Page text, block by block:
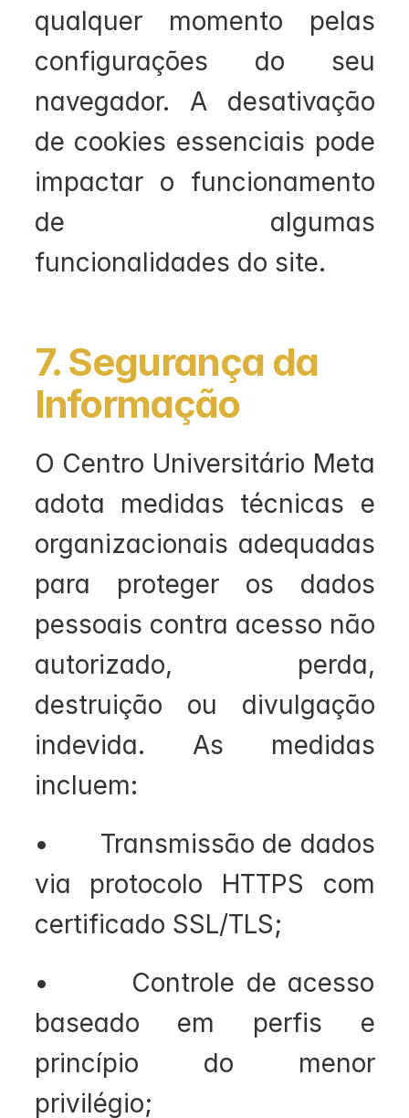
qualquer momento pelas
configurações do seu
navegador. A desativação
de cookies essenciais pode
impactar o funcionamento
de algumas
funcionalidades do site.
7. Segurança da
Informação
O Centro Universitário Meta
adota medidas técnicas e
organizacionais adequadas
para proteger os dados
pessoais contra acesso não
autorizado, perda,
destruição ou divulgação
indevida. As medidas
incluem:
•       Transmissão de dados
via protocolo HTTPS com
certificado SSL/TLS;
•       Controle de acesso
baseado em perfis e
princípio do menor
privilégio;